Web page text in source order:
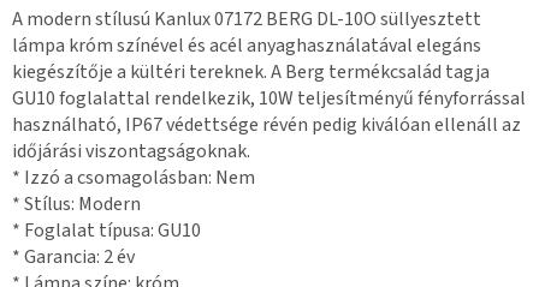
A modern stílusú Kanlux 07172 BERG DL-10O süllyesztett
lámpa króm színével és acél anyaghasználatával elegáns
kiegészítője a kültéri tereknek. A Berg termékcsalád tagja
GU10 foglalattal rendelkezik, 10W teljesítményű fényforrással
használható, IP67 védettsége révén pedig kiválóan ellenáll az
időjárási viszontagságoknak.
* Izzó a csomagolásban: Nem
* Stílus: Modern
* Foglalat típusa: GU10
* Garancia: 2 év